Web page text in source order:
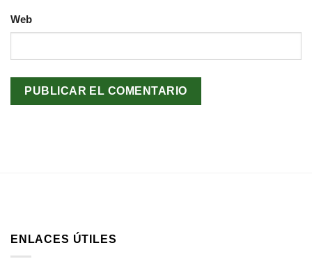
Web
ENLACES ÚTILES